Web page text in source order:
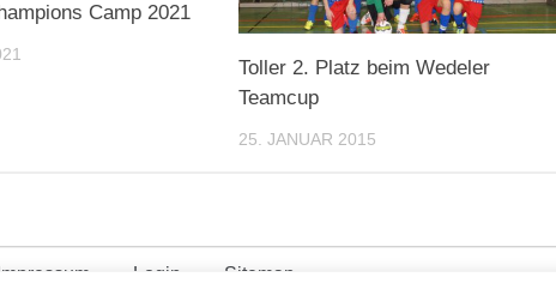
Camp 2021
Toller 2. Platz beim Wedeler
Teamcup
25. JANUAR 2015
Login Sitemap